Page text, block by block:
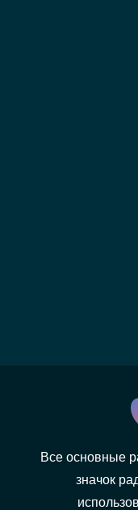
Все основные
значок